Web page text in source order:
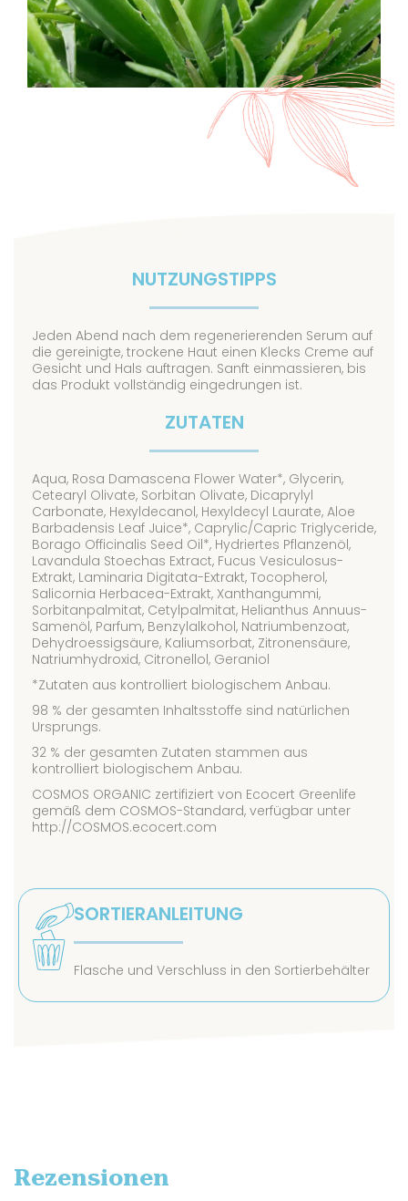
NUTZUNGSTIPPS
Jeden Abend nach dem regenerierenden Serum auf
die gereinigte, trockene Haut einen Klecks Creme auf
Gesicht und Hals auftragen. Sanft einmassieren, bis
das Produkt vollständig eingedrungen ist.
ZUTATEN
Aqua, Rosa Damascena Flower Water*, Glycerin,
Cetearyl Olivate, Sorbitan Olivate, Dicaprylyl
Carbonate, Hexyldecanol, Hexyldecyl Laurate, Aloe
Barbadensis Leaf Juice*, Caprylic/Capric Triglyceride,
Borago Officinalis Seed Oil*, Hydriertes Pflanzenöl,
Lavandula Stoechas Extract, Fucus Vesiculosus-
Extrakt, Laminaria Digitata-Extrakt, Tocopherol,
Salicornia Herbacea-Extrakt, Xanthangummi,
Sorbitanpalmitat, Cetylpalmitat, Helianthus Annuus-
Samenöl, Parfum, Benzylalkohol, Natriumbenzoat,
Dehydroessigsäure, Kaliumsorbat, Zitronensäure,
Natriumhydroxid, Citronellol, Geraniol
*Zutaten aus kontrolliert biologischem Anbau.
98 % der gesamten Inhaltsstoffe sind natürlichen
Ursprungs.
32 % der gesamten Zutaten stammen aus
kontrolliert biologischem Anbau.
COSMOS ORGANIC zertifiziert von Ecocert Greenlife
gemäß dem COSMOS-Standard, verfügbar unter
http://COSMOS.ecocert.com
SORTIERANLEITUNG
Flasche und Verschluss in den Sortierbehälter
Rezensionen